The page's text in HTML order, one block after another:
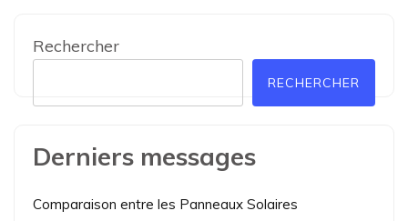
Rechercher
RECHERCHER
Derniers messages
Comparaison entre les Panneaux Solaires